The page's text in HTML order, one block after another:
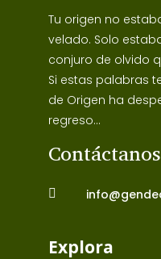
Tu origen no
velado. Solo
conjuro de olvido
Si estas palabras
de Origen ha
regreso...
Contáctanos

Explora